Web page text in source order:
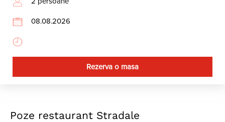
Rezerva o masa
Poze restaurant Stradale